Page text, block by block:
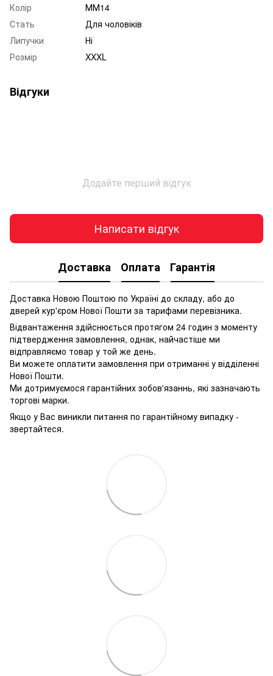
Колір
ММ14
Стать
Для чоловіків
Липучки
Ні
Розмір
XXXL
Відгуки
Додайте перший відгук
Написати відгук
Доставка Оплата Гарантія
Доставка Новою Поштою по Україні до складу, або до
дверей кур'єром Нової Пошти за тарифами перевізника.
Відвантаження здійснюється протягом 24 годин з моменту
підтвердження замовлення, однак, найчастіше ми
відправляємо товар у той же день.
Ви можете оплатити замовлення при отриманні у відділенні
Нової Пошти.
Ми дотримуємося гарантійних зобов'язаннь, які зазначають
торгові марки.
Якщо у Вас виникли питання по гарантійному випадку -
звертайтеся.